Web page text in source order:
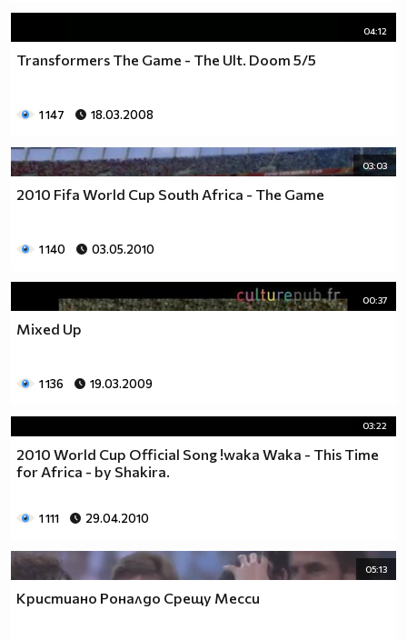
04:12
Transformers The Game - The Ult. Doom 5/5
1 147 18.03.2008
03:03
2010 Fifa World Cup South Africa - The Game
1 140 03.05.2010
00:37
Mixed Up
1 136 19.03.2009
03:22
2010 World Cup Official Song !waka Waka - This Time
for Africa - by Shakira.
1 111 29.04.2010
05:13
Кристиано Роналдо Срещу Месси